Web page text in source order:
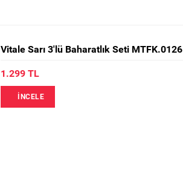
Vitale Sarı 3'lü Baharatlık Seti MTFK.0126
1.299 TL
İNCELE